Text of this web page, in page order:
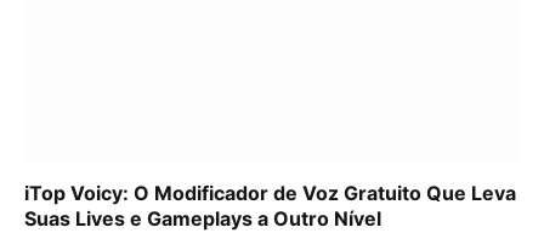
iTop Voicy: O Modificador de Voz Gratuito Que Leva
Suas Lives e Gameplays a Outro Nível